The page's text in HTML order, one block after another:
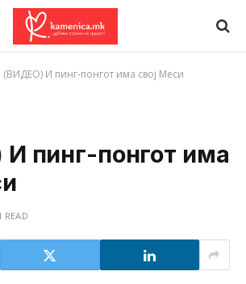
(ВИДЕО) И пинг-понгот има свој Меси
пинг-понгот има
READ